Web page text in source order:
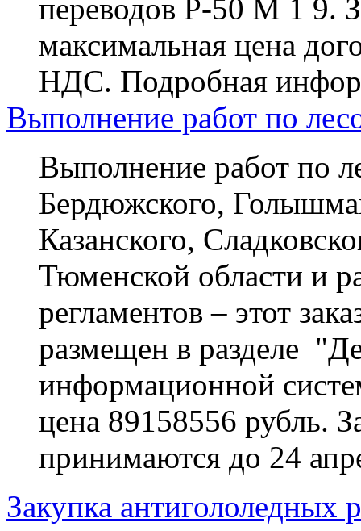
переводов Р-50 М 1 9.
максимальная цена
НДС. Подробная
Выполнение работ по
Выполнение работ по
Бердюжского,
Казанского,
Тюменской области и
регламентов – этот
размещен в разделе
информационной
цена 89158556 рубль.
принимаются до 24
Закупка антигололедных